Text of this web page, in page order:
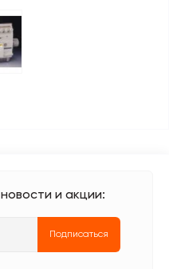
и акции:
Подписаться